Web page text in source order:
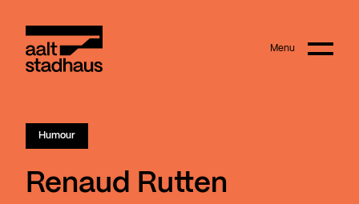
Main content Menu
Humour
Renaud Rutten